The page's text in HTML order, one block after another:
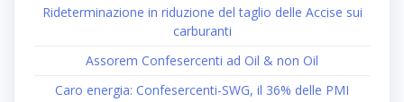
Rideterminazione in riduzione del taglio delle Accise sui
carburanti
Assorem Confesercenti ad Oil & non Oil
Caro energia: Confesercenti-SWG, il 36% delle PMI